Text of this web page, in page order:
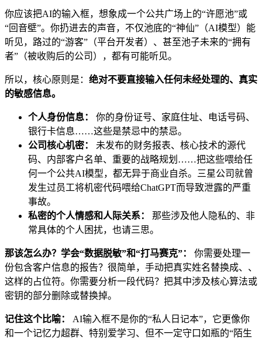
你应该把AI的输入框，想象成一个公共广场上的“许愿池”或
“回音壁”。你扔进去的声音，不仅池底的“神仙”（AI模型）能
听见，路过的“游客”（平台开发者）、甚至池子未来的“拥有
者”（被收购后的公司），都有可能听见。
所以，核心原则是： 绝对不要直接输入任何未经处理的、真实
的敏感信息。
个人身份信息：
你的身份证号、家庭住址、电话号码、
银行卡信息……这些是禁忌中的禁忌。
公司核心机密：
未发布的财务报表、核心技术的源代
码、内部客户名单、重要的战略规划……把这些喂给任
何一个公共AI模型，都无异于商业自杀。三星公司就曾
发生过员工将机密代码喂给ChatGPT而导致泄露的严重
事故。
私密的个人情感和人际关系：
那些涉及他人隐私的、非
常具体的个人困扰，也请三思。
那该怎么办？学会“数据脱敏”和“打马赛克”：
你需要处理一
份包含客户信息的报告？很简单，手动把真实姓名替换成、 、
这样的占位符。你需要分析一段代码？把其中涉及核心算法或
密钥的部分删除或替换掉。
记住这个比喻：
AI输入框不是你的“私人日记本”，它更像你
和一个记忆力超群、特别爱学习、但不一定守口如瓶的“陌生